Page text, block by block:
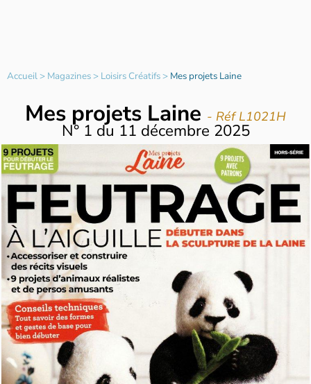
Accueil> Magazines> Loisirs Créatifs> Mes projets Laine
Mes projets Laine - Réf L1021H
N° 1 du 11 décembre 2025